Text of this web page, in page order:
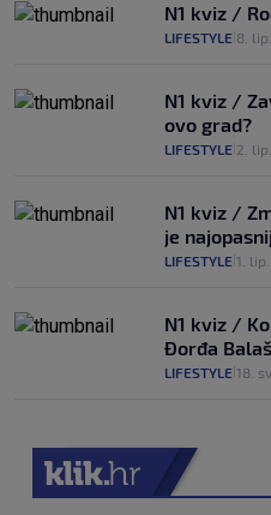
N1 kviz /
LIFESTYLE 8. lip.
N1 kviz /
ovo grad?
LIFESTYLE 2. lip.
N1 kviz /
je
LIFESTYLE 1. lip.
N1 kviz /
Đorđa
LIFESTYLE 18.